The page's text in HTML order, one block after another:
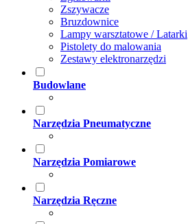
Zszywacze
Bruzdownice
Lampy warsztatowe / Latarki
Pistolety do malowania
Zestawy elektronarzędzi
Budowlane
Narzędzia Pneumatyczne
Narzędzia Pomiarowe
Narzędzia Ręczne